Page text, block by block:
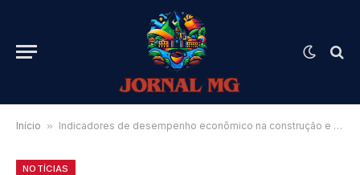
Início » Indicadores de desempenho econômico na construção e na indústria do concreto: Saiba como medir resultados com precisão
NOTÍCIAS